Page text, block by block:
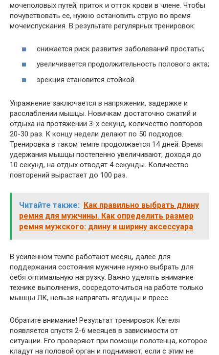
мочеполовых путей, приток и отток крови в члене. Чтобы
почувствовать ее, нужно остановить струю во время
мочеиспускания. В результате регулярных тренировок:
снижается риск развития заболеваний простаты;
увеличивается продолжительность полового акта;
эрекция становится стойкой.
Упражнение заключается в напряжении, задержке и
расслаблении мышцы. Новичкам достаточно сжатий и
отдыха на протяжении 3-х секунд, количество повторов
20-30 раз. К концу недели делают по 50 подходов.
Тренировка в таком темпе продолжается 14 дней. Время
удержания мышцы постепенно увеличивают, доходя до
10 секунд, на отдых отводят 4 секунды. Количество
повторений вырастает до 100 раз.
Читайте также: Как правильно выбрать длину
ремня для мужчины. Как определить размер
ремня мужского: длину и ширину аксессуара
В усиленном темпе работают месяц, далее для
поддержания состояния мужчине нужно выбрать для
себя оптимальную нагрузку. Важно уделять внимание
технике выполнения, сосредоточиться на работе только
мышцы ЛК, нельзя напрягать ягодицы и пресс.
Обратите внимание! Результат тренировок Кегеля
появляется спустя 2-6 месяцев в зависимости от
ситуации. Его проверяют при помощи полотенца, которое
кладут на половой орган и поднимают, если с этим не